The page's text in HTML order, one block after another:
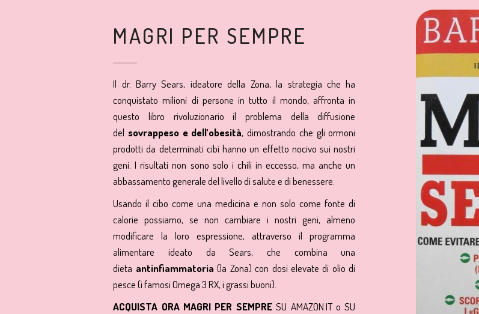
MAGRI PER SEMPRE
Il dr. Barry Sears, ideatore della Zona, la strategia che ha
conquistato milioni di persone in tutto il mondo, affronta in
questo libro rivoluzionario il problema della diffusione
del sovrappeso e dell’obesità, dimostrando che gli ormoni
prodotti da determinati cibi hanno un effetto nocivo sui nostri
geni. I risultati non sono solo i chili in eccesso, ma anche un
abbassamento generale del livello di salute e di benessere.
Usando il cibo come una medicina e non solo come fonte di
calorie possiamo, se non cambiare i nostri geni, almeno
modificare la loro espressione, attraverso il programma
alimentare ideato da Sears, che combina una
dieta antinfiammatoria (la Zona) con dosi elevate di olio di
pesce (i famosi Omega 3 RX, i grassi buoni).
ACQUISTA ORA MAGRI PER SEMPRESU AMAZON.IToSU